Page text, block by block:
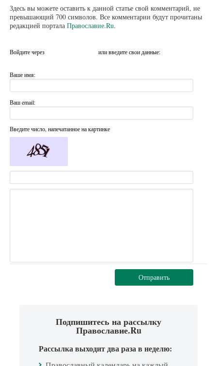
Здесь вы можете оставить к данной статье свой комментарий, не
превышающий 700 символов. Все комментарии будут прочитаны
редакцией портала Православие.Ru.
Войдите через или введите свои данные:
Ваше имя:
Ваш email:
Введите число, напечатанное на картинке
Отправить
Подпишитесь на рассылку
Православие.Ru
Рассылка выходит два раза в неделю: